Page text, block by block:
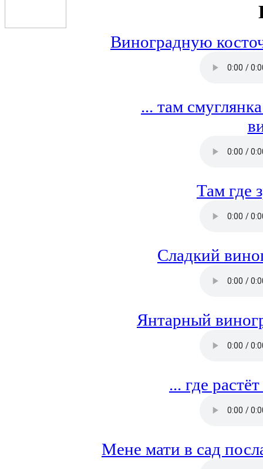
Виноградную
... там
Там где
Сладкий
Янтарный
... где
Мене мати в сад